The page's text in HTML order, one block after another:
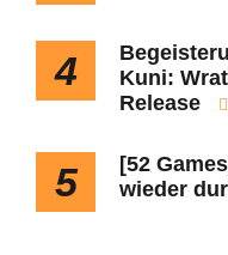
4
Kuni:
Release
5
[52
wieder